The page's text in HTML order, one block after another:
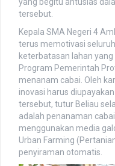
yang begitu antusias
tersebut.
Kepala SMA Negeri 4
terus memotivasi
keterbatasan lahan
Program Pemerintah
menanam cabai. Oleh
inovasi harus
tersebut, tutur Beliau
adalah penanaman
menggunakan media
Urban Farming
penyiraman otomatis.
Guest_346
May 11, 2019 - 7:20 pm
Hasil UJIAN NASIONAL
Ian
May 11, 2019 - 7:20 pm
Hasil UJIAN NASIONAL
Ian
May 11, 2019 - 7:21 pm
Hasil UJIAN NASIONAL
UNBKhttp://sman4-
Ian
May 11, 2019 - 7:22 pm
Hasil UJIAN NASIONAL